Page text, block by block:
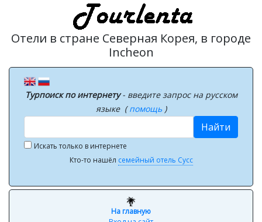
Отели в стране Северная Корея, в городе
Incheon
Турпоиск по интернету- введите запрос на русском
языке (помощь )
Найти
Искать только в интернете
Кто-то нашёл семейный отель Сусс
На главную